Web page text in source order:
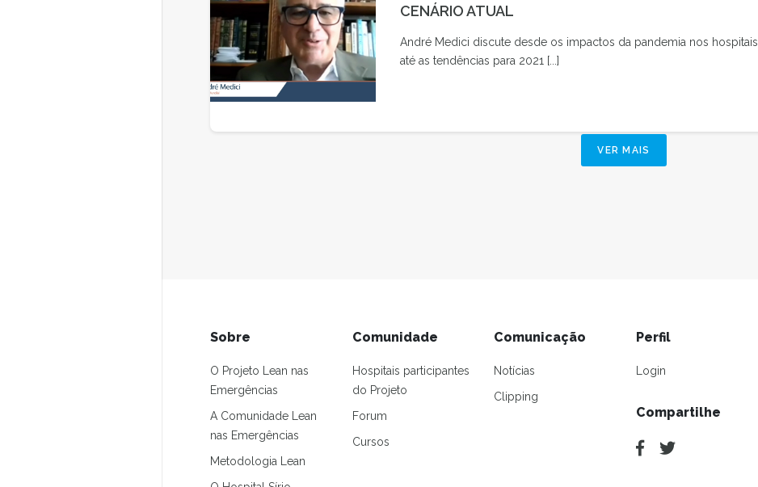
CENÁRIO ATUAL
André Medici discute desde os impactos da pandemia nos hospitais
até as tendências para 2021 [...]
VER MAIS
Sobre
O Projeto Lean nas
Emergências
A Comunidade Lean
nas Emergências
Metodologia Lean
Comunidade
Hospitais participantes
do Projeto
Forum
Cursos
Comunicação
Notícias
Clipping
Perfil
Login
Compartilhe